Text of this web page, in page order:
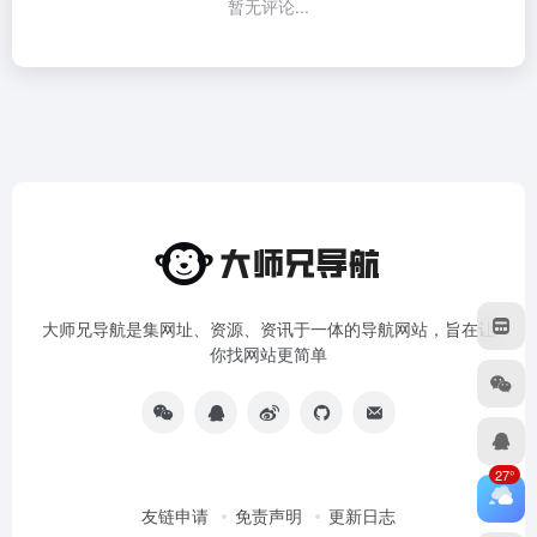
暂无评论...
大师兄导航是集网址、资源、资讯于一体的导航网站，旨在让
你找网站更简单
友链申请 免责声明 更新日志
27°